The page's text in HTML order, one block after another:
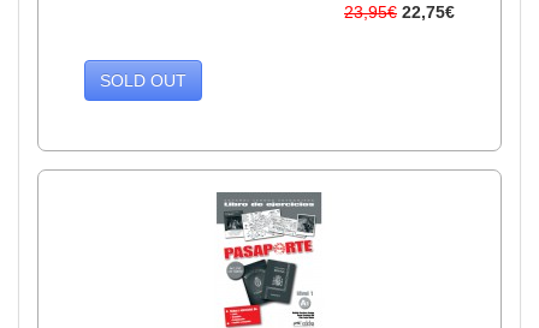
23,95€ 22,75€
SOLD OUT